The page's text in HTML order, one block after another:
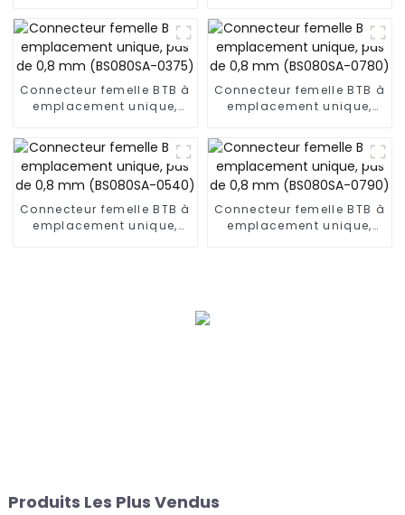
- 0570)
(BS050SA - 0500 - T)
Connecteur femelle BTB à
emplacement unique,
(BS080SA-0375)
Connecteur femelle BTB à
emplacement unique,
(BS080SA-0780)
Connecteur femelle BTB à
emplacement unique,
Connecteur femelle BTB à
emplacement unique,
Produits Les Plus Vendus